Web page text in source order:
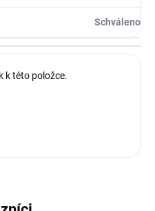
Schváleno
k této položce.